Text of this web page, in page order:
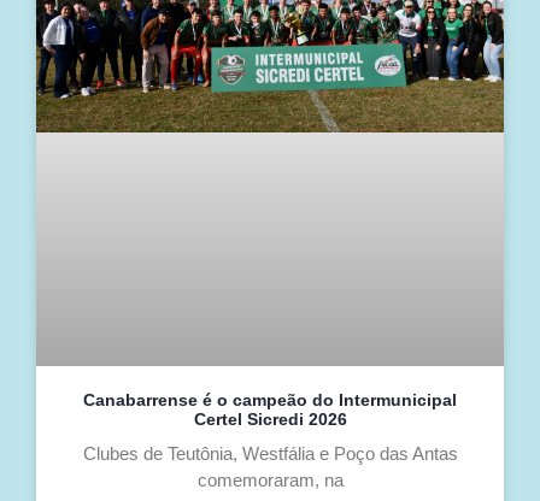
Canabarrense é o campeão do Intermunicipal
Certel Sicredi 2026
Clubes de Teutônia, Westfália e Poço das Antas
comemoraram, na